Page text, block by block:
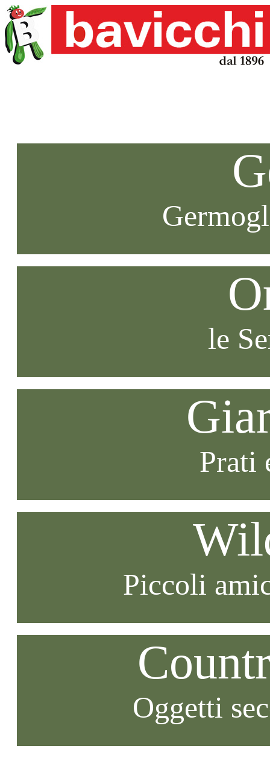
le
Prati
Piccoli
Oggetti